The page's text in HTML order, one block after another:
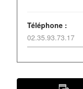
Téléphone :
02.35.93.73.17